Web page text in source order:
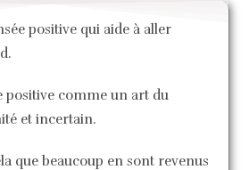
positive qui aide à aller
positive comme un art du
et incertain.
que beaucoup en sont revenus